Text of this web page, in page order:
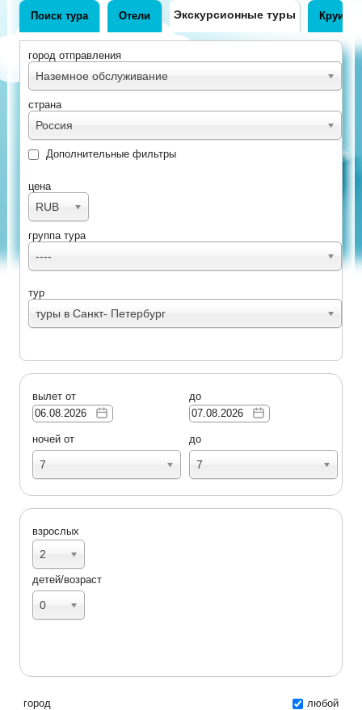
Поиск тура Отели Экскурсионные туры Круизы
город отправления
Наземное обслуживание
страна
Россия
Дополнительные фильтры
цена
RUB
группа тура
----
тур
туры в Санкт- Петербург
вылет от
ночей от
7
до
до
7
взрослых
2
детей/возраст
0
город любой